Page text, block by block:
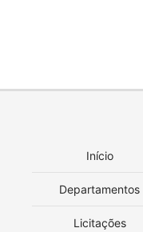
Início
Departamentos
Licitações